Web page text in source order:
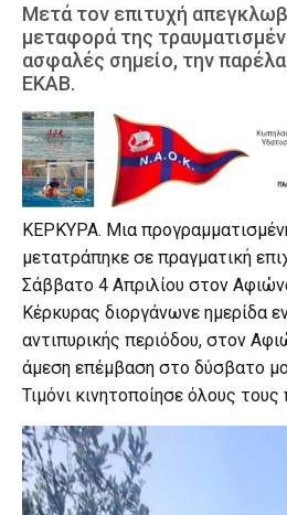
Μετά τον επιτυχή
μεταφορά της
ασφαλές σημείο, την
ΕΚΑΒ.
ΚΕΡΚΥΡΑ. Μια
μετατράπηκε σε πραγματική
Σάββατο 4 Απριλίου στον
Κέρκυρας διοργάνωνε ημερίδα
αντιπυρικής περιόδου, στον
άμεση επέμβαση στο δύσβατο
Τιμόνι κινητοποίησε όλους